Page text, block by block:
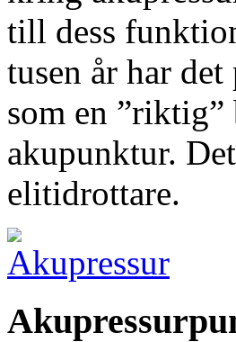
till dess
tusen år har
som en
akupunktur.
elitidrottare.